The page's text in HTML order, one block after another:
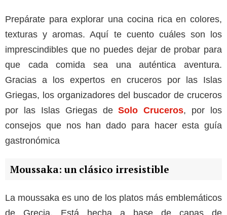
Prepárate para explorar una cocina rica en colores,
texturas y aromas. Aquí te cuento cuáles son los
imprescindibles que no puedes dejar de probar para
que cada comida sea una auténtica aventura.
Gracias a los expertos en cruceros por las Islas
Griegas, los organizadores del buscador de cruceros
por las Islas Griegas deSolo Cruceros, por los
consejos que nos han dado para hacer esta guía
gastronómica
Moussaka: un clásico irresistible
La moussaka es uno de los platos más emblemáticos